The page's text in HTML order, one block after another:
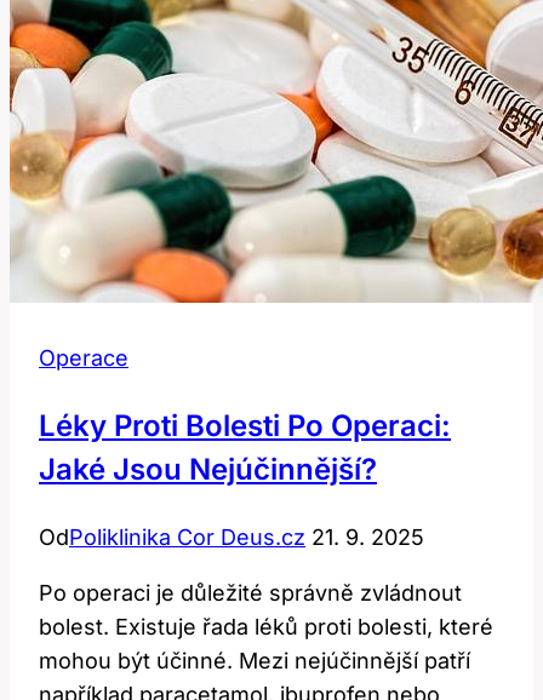
Operace
Léky Proti Bolesti Po Operaci:
Jaké Jsou Nejúčinnější?
OdPoliklinika Cor Deus.cz 21. 9. 2025
Po operaci je důležité správně zvládnout
bolest. Existuje řada léků proti bolesti, které
mohou být účinné. Mezi nejúčinnější patří
například paracetamol, ibuprofen nebo